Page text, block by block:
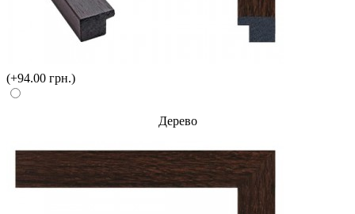
(+94.00 грн.)
Дерево